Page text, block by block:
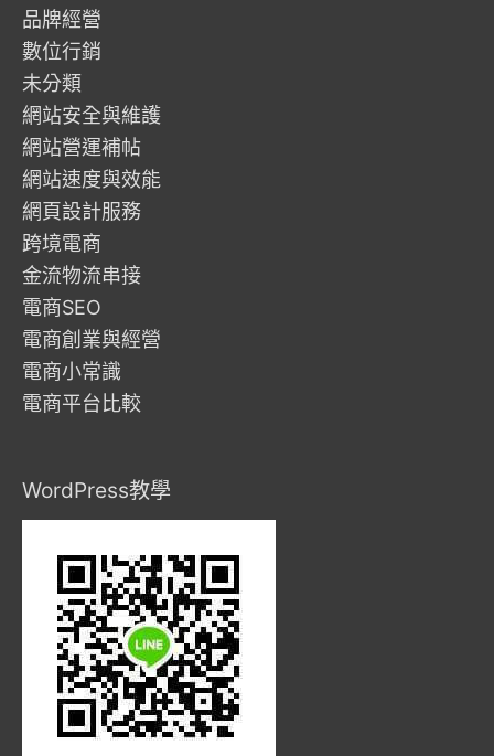
品牌經營
數位行銷
未分類
網站安全與維護
網站營運補帖
網站速度與效能
網頁設計服務
跨境電商
金流物流串接
電商SEO
電商創業與經營
電商小常識
電商平台比較
WordPress教學